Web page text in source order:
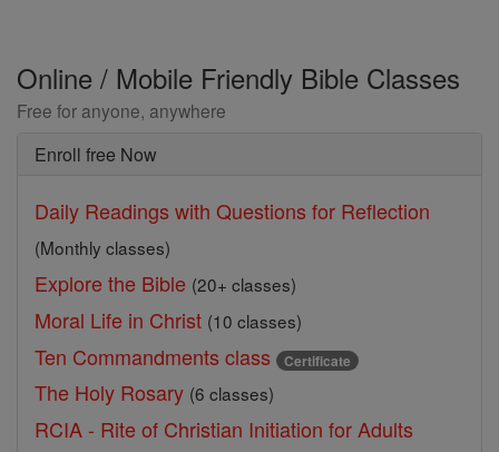
Online / Mobile Friendly Bible Classes
Free for anyone, anywhere
Enroll free Now
Daily Readings with Questions for Reflection
(Monthly classes)
Explore the Bible (20+ classes)
Moral Life in Christ (10 classes)
Ten Commandments class Certificate
The Holy Rosary (6 classes)
RCIA - Rite of Christian Initiation for Adults